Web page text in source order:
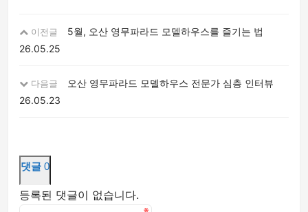
이전글
5월, 오산 영무파라드 모델하우스를 즐기는 법
26.05.25
다음글
오산 영무파라드 모델하우스 전문가 심층 인터뷰
26.05.23
댓글 0
등록된 댓글이 없습니다.